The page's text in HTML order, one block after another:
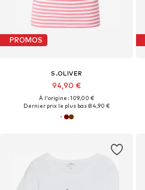
PROMOS
S.OLIVER
94,90 €
À l'origine : 109,00 €
Dernier prix le plus bas :84,90 €